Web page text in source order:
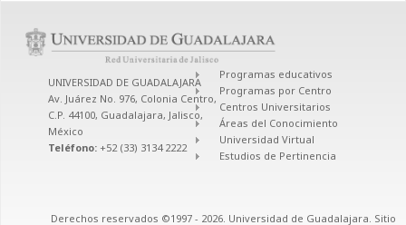
UNIVERSIDAD DE GUADALAJARA
Av. Juárez No. 976, Colonia Centro,
C.P. 44100, Guadalajara, Jalisco,
México
Teléfono: +52 (33) 3134 2222
Programas educativos
Programas por Centro
Centros Universitarios
Áreas del Conocimiento
Universidad Virtual
Estudios de Pertinencia
Derechos reservados ©1997 - 2026. Universidad de Guadalajara. Sitio